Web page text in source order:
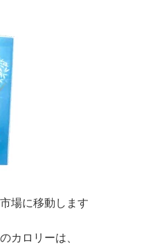
場に移動します
カロリーは、